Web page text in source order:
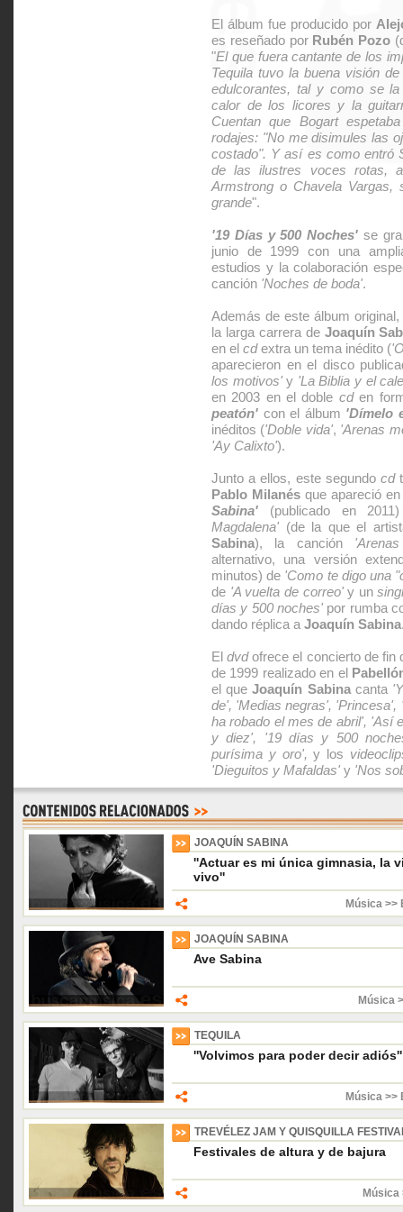
El álbum fue producido por
es reseñado por Rubén Pozo
"El que fuera cantante de los
Tequila tuvo la buena visión
edulcorantes, tal y como se
calor de los licores y la
Cuentan que Bogart
rodajes: "No me disimules las
costado". Y así es como entró
de las ilustres voces rotas,
Armstrong o Chavela
grande".
'19 Días y 500 Noches' se
junio de 1999 con una
estudios y la colaboración
canción 'Noches de boda'.
Además de este álbum
la larga carrera de Joaquín
en el cdextra un tema inédito (
aparecieron en el disco
los motivos'y 'La Biblia y el
en 2003 en el doble cden
peatón' con el álbum 'Dímelo
inéditos ('Doble vida', 'Arenas
'Ay Calixto').
Junto a ellos, este segundo cd
Pablo Milanésque apareció
Sabina' (publicado en
Magdalena' (de la que el
Sabina), la canción
alternativo, una versión
minutos) de 'Como te digo una
de 'A vuelta de correo'y un
días y 500 noches' por rumba
dando réplica a Joaquín Sabina
Eldvdofrece el concierto de fin
de 1999 realizado en el
el queJoaquín Sabinacanta
de', 'Medias negras',
ha robado el mes de abril', 'Así
y diez', '19 días y 500
purísima y oro',y los
'Dieguitos y Mafaldas' y 'Nos
JOAQUÍN SABINA
''Actuar es mi única gimnasia, la
vivo''
Música >>
JOAQUÍN SABINA
Ave Sabina
Música
TEQUILA
''Volvimos para poder decir adiós''
Música >>
TREVÉLEZ JAM Y QUISQUILLA
Festivales de altura y de bajura
Música